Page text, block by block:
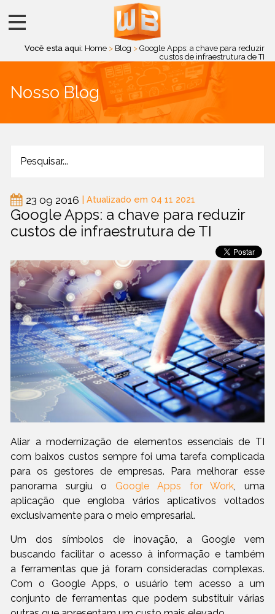
Você esta aqui: Home> Blog > Google Apps: a chave para reduzir
custos de infraestrutura de TI
Nosso Blog
23 09 2016 | Atualizado em 04 11 2021
Google Apps: a chave para reduzir
custos de infraestrutura de TI
Aliar a modernização de elementos essenciais de TI
com baixos custos sempre foi uma tarefa complicada
para os gestores de empresas. Para melhorar esse
panorama surgiu o Google Apps for Work, uma
aplicação que engloba vários aplicativos voltados
exclusivamente para o meio empresarial.
Um dos símbolos de inovação, a Google vem
buscando facilitar o acesso à informação e também
a ferramentas que já foram consideradas complexas.
Com o Google Apps, o usuário tem acesso a um
conjunto de ferramentas que podem substituir várias